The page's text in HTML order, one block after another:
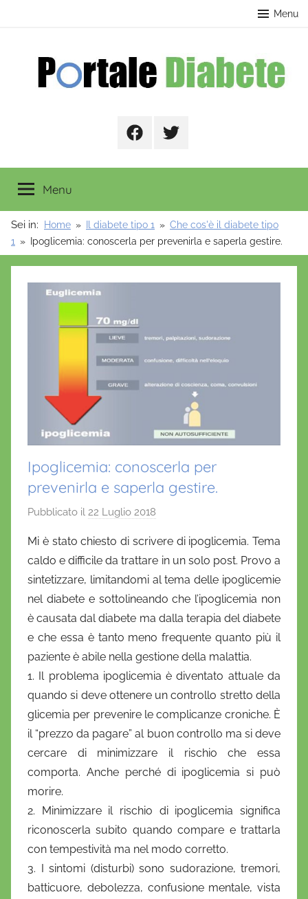
Menu
FacebookTwitter
Menu
Sei in: Home Il diabete tipo 1
Che cos'è il diabete tipo
1
Ipoglicemia: conoscerla per prevenirla e saperla gestire.
Ipoglicemia: conoscerla per
prevenirla e saperla gestire.
Pubblicato il 22 Luglio 2018
D
a
n
i
e
l
a
D
'
r
o
Mi è stato chiesto di scrivere di ipoglicemia. Tema
caldo e difficile da trattare in un solo post. Provo a
sintetizzare, limitandomi al tema delle ipoglicemie
nel diabete e sottolineando che l’ipoglicemia non
è causata dal diabete ma dalla terapia del diabete
e che essa è tanto meno frequente quanto più il
paziente è abile nella gestione della malattia.
1. Il problema ipoglicemia è diventato attuale da
quando si deve ottenere un controllo stretto della
glicemia per prevenire le complicanze croniche. È
il “prezzo da pagare” al buon controllo ma si deve
cercare di minimizzare il rischio che essa
comporta. Anche perché di ipoglicemia si può
morire.
2. Minimizzare il rischio di ipoglicemia significa
riconoscerla subito quando compare e trattarla
con tempestività ma nel modo corretto.
3. I sintomi (disturbi) sono sudorazione, tremori,
batticuore, debolezza, confusione mentale, vista